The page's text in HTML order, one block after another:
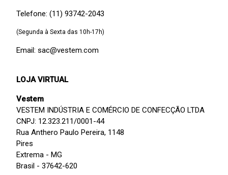
Telefone: (11) 93742-2043
(Segunda à Sexta das 10h-17h)
Email: sac@vestem.com
LOJA VIRTUAL
Vestem
VESTEM INDÚSTRIA E COMÉRCIO DE CONFECÇÃO LTDA
CNPJ: 12.323.211/0001-44
Rua Anthero Paulo Pereira, 1148
Pires
Extrema - MG
Brasil - 37642-620